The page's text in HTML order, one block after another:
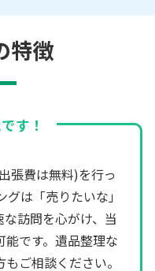
特徴
す！
張費は無料)を行っ
は「売りたいな」
訪問を心がけ、当
です。遺品整理な
ご相談ください。